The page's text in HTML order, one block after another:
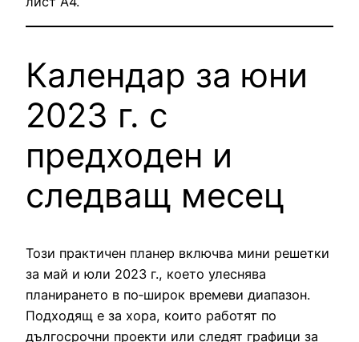
Календар за юни
2023 г. с
предходен и
следващ месец
Този практичен планер включва мини решетки
за май и юли 2023 г., което улеснява
планирането в по‑широк времеви диапазон.
Подходящ е за хора, които работят по
дългосрочни проекти или следят графици за